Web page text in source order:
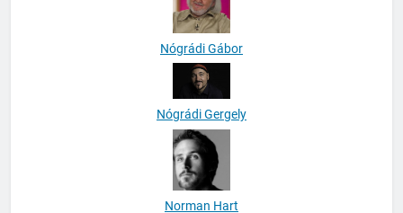
Nógrádi Gábor
Nógrádi Gergely